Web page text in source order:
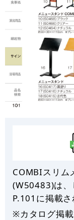
COMBIスリム
(W50483)は
P.101 に掲載
※カタログ掲